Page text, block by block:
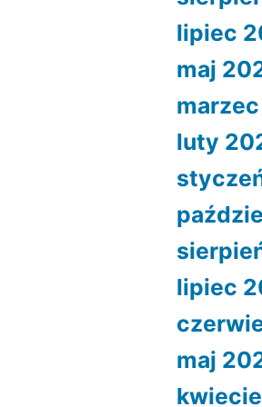
lipiec
maj
luty
lipiec
maj